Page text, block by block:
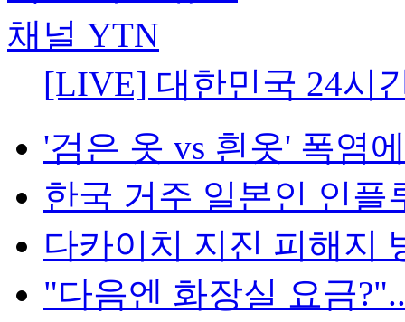
[LIVE] 대한민국 24시
'검은 옷 vs 흰옷' 폭염
한국 거주 일본인 인플
다카이치 지진 피해지
"다음엔 화장실 요금